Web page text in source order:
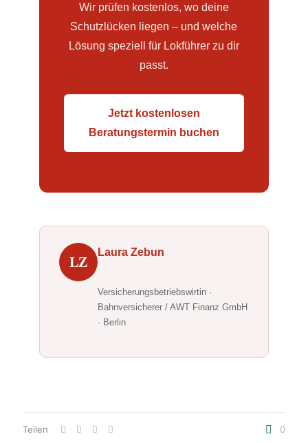
Wir prüfen kostenlos, wo deine
Schutzlücken liegen – und welche
Lösung speziell für Lokführer zu dir
passt.
Jetzt kostenlosen
Beratungstermin buchen
LZ Laura Zebun
Versicherungsbetriebswirtin ·
Bahnversicherer / AWT Finanz GmbH
· Berlin
Teilen 0